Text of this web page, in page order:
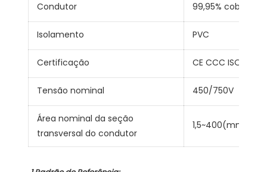
Condutor 99,95% cobre
Isolamento PVC
Certificação CE CCC ISO9001
Tensão nominal 450/750V
Área nominal da seção
transversal do condutor
1,5~400(mm²)